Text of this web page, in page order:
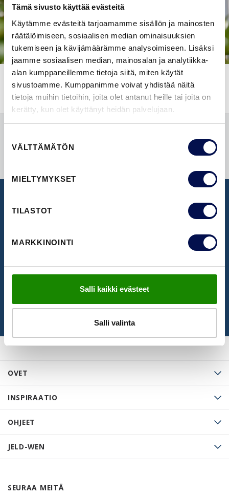
Tämä sivusto käyttää evästeitä
Käytämme evästeitä tarjoamamme sisällön ja mainosten
räätälöimiseen, sosiaalisen median ominaisuuksien
tukemiseen ja kävijämäärämme analysoimiseen. Lisäksi
jaamme sosiaalisen median, mainosalan ja analytiikka-
alan kumppaneillemme tietoja siitä, miten käytät
sivustoamme. Kumppanimme voivat yhdistää näitä
tietoja muihin tietoihin, joita olet antanut heille tai joita on
kerätty, kun olet käyttänyt heidän palvelujaan.
valinta
VÄLTTÄMÄTÖN
MIELTYMYKSET
TILASTOT
MARKKINOINTI
Salli kaikki evästeet
Salli valinta
OVET
INSPIRAATIO
OHJEET
JELD-WEN
SEURAA MEITÄ
UUTISKIRJE
Ota vastaan uusimmat uutiset ja ovi-ideat
TILAA UUTISKIRJE